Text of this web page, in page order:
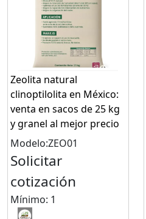
Zeolita natural
clinoptilolita en México:
venta en sacos de 25 kg
y granel al mejor precio
Modelo:ZEO01
Solicitar
cotización
Mínimo: 1